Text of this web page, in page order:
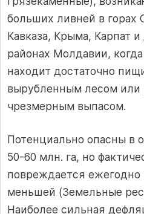
больших ливней в горах
Кавказа, Крыма, Карпат
районах Молдавии,
находит достаточно
вырубленным лесом или
чрезмерным выпасом.
Потенциально опасны в
50-60 млн. га, но
повреждается ежегодно
меньшей (Земельные
Наиболее сильная